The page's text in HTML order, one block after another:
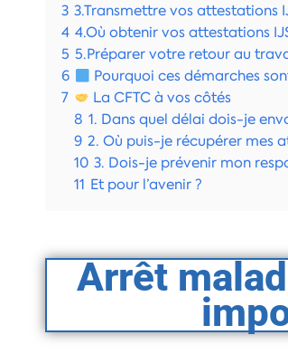
3 3.Transmettre vos attestations
4 4.Où obtenir vos attestations
5 5.Préparer votre retour au
6
Pourquoi ces démarches
7
La CFTC à vos côtés
8 1. Dans quel délai dois-je
9 2. Où puis-je récupérer mes
10 3. Dois-je prévenir mon
11 Et pour l’avenir ?
Arrêt